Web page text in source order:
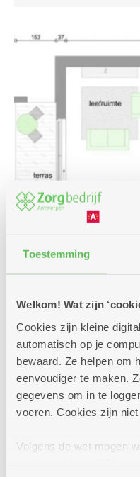
Toestemming
Welkom! Wat zijn
Cookies zijn kleine
automatisch op je
bewaard. Ze helpen om
eenvoudiger te maken.
gegevens om in te
voeren. Cookies zijn
Volgens de wet mogen
In de 3
Type 7 -
met 1
Nieuwbouwflat met
Huurprijs: 1.092,44
servicekost)